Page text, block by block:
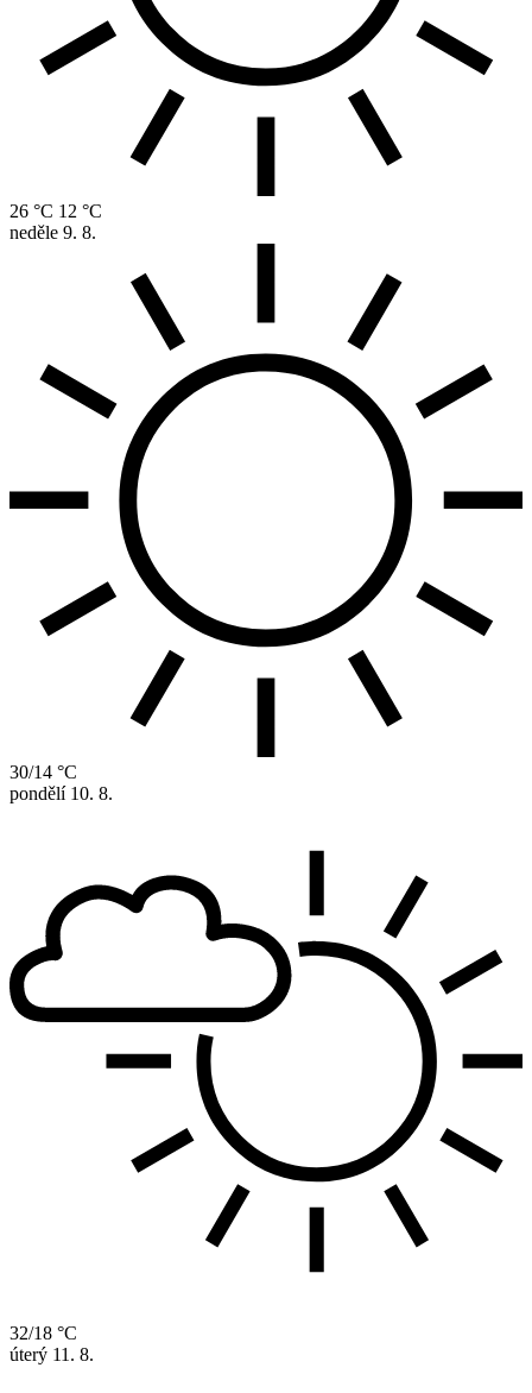
26 °C 12 °C
neděle 9. 8.
30/14 °C
pondělí 10. 8.
32/18 °C
úterý 11. 8.